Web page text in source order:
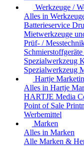
Werkzeuge /
Alles in
Batterieservice
Mietwerkzeuge
Prüf- /
Schmierstoffgeräte
Spezialwerkzeug
Spezialwerkzeug
Hartje
Alles in Hartje
HARTJE Media
Point of Sale
Werbemittel
Marken
Alles in Marken
Alle Marken &